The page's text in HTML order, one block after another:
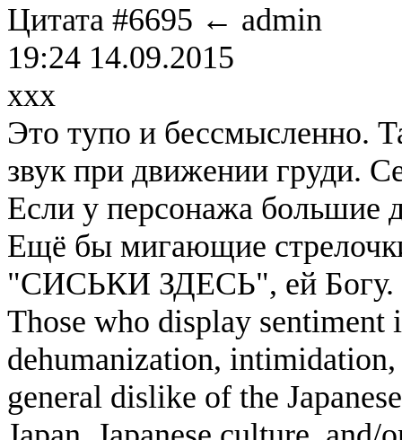
Цитата #6695 ← admin
19:24 14.09.2015
xxx
Это тупо и бессмысленно.
звук при движении груди.
Если у персонажа большие
Ещё бы мигающие
"СИСЬКИ ЗДЕСЬ", ей Богу.
Those who display
dehumanization,
general dislike of the